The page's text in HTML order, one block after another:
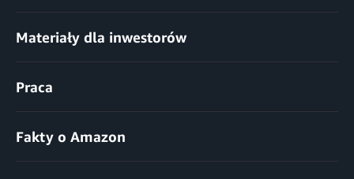
Materiały dla inwestorów
Praca
Fakty o Amazon